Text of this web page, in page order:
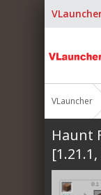
VLauncher
Haunt